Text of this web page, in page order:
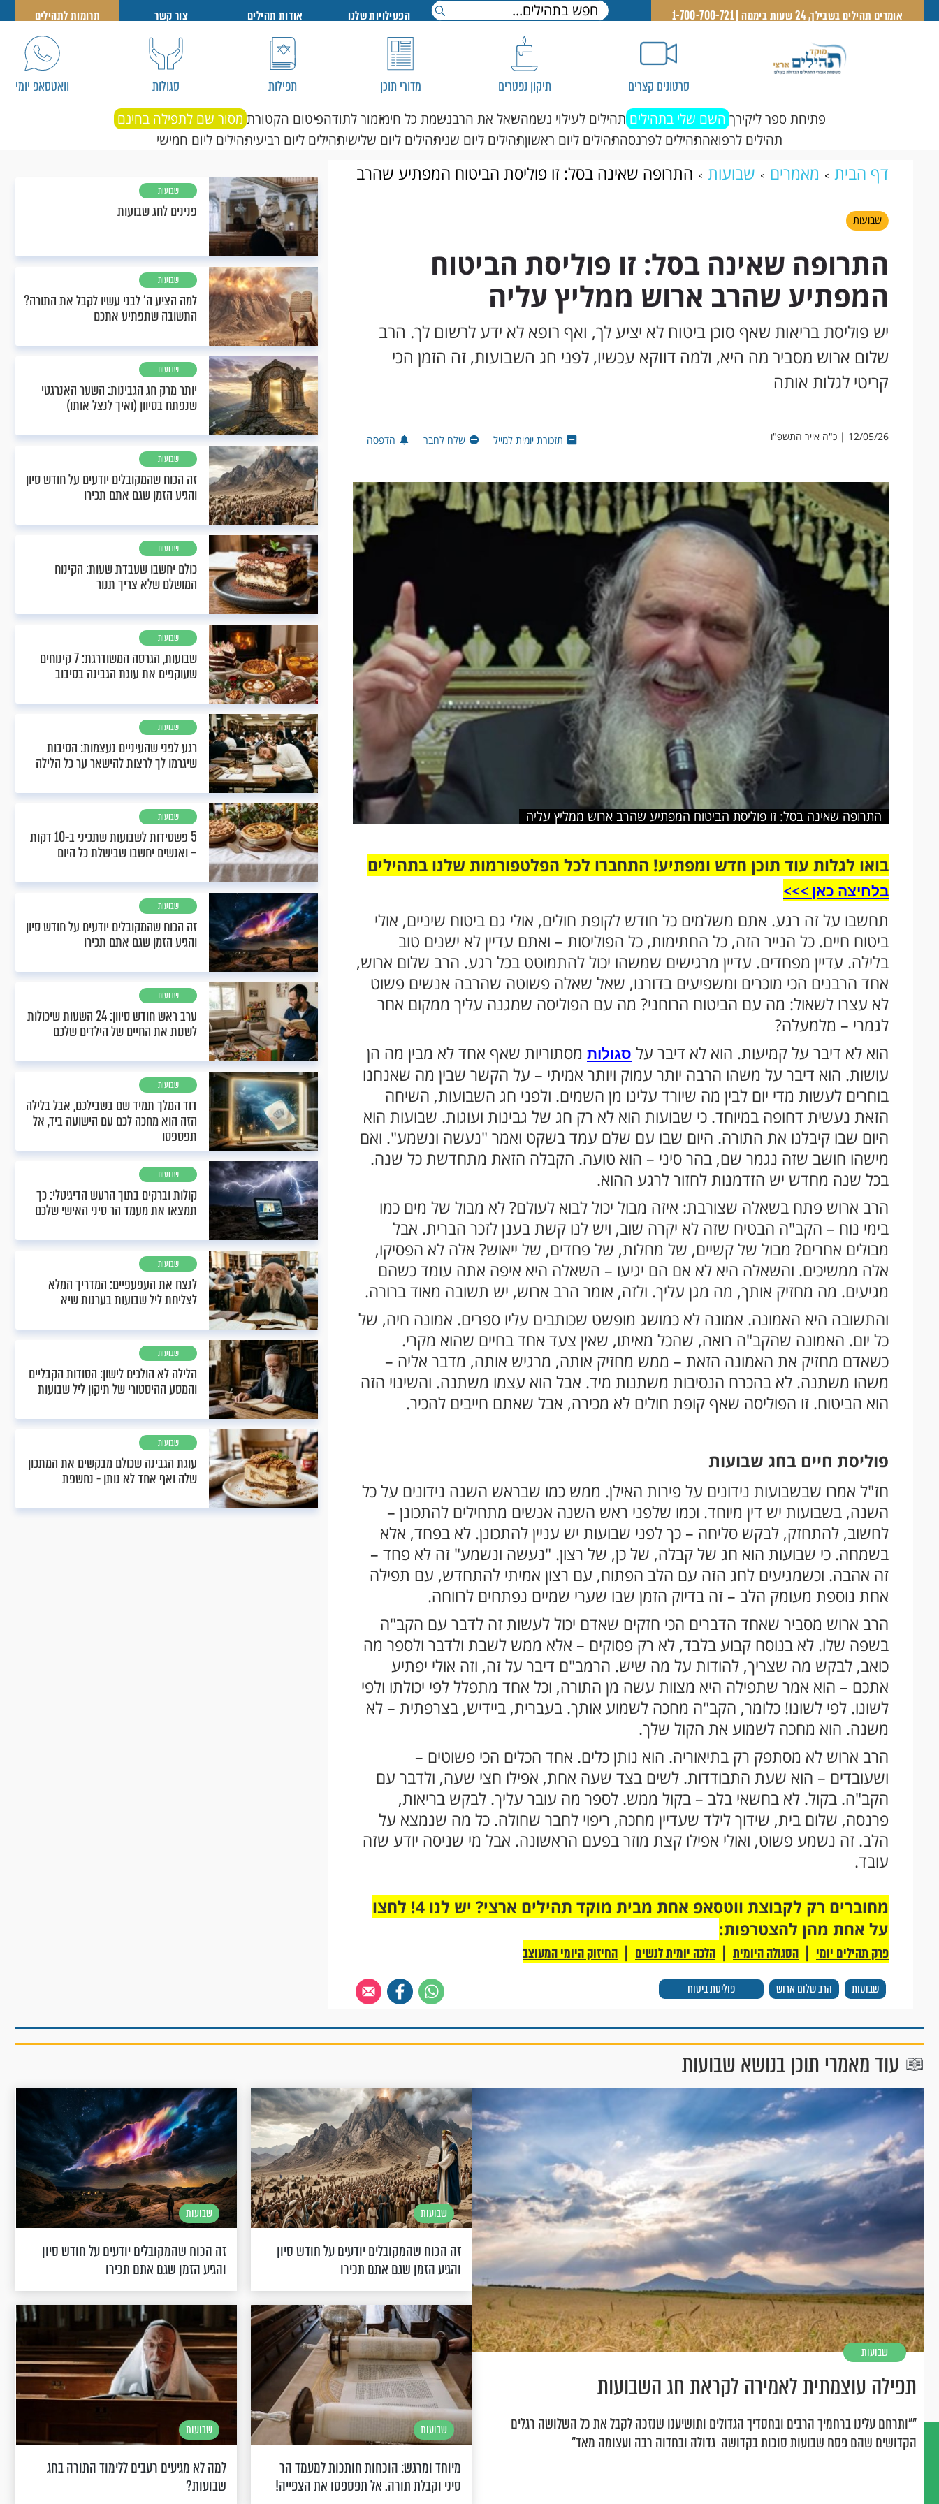
אומרים תהילים בשבילך, 24 שעות ביממה | 1-700-700-721 הפעילויות שלנו אודות תהילים צור קשר תרומות לתהילים
סרטונים קצרים תיקון נפטרים מדורי תוכן תפילות סגולות וואטסאפ יומי
פתיחת ספר ליקירך השם שלי בתהילים תהילים לעילוי נשמהשאל את הרבנשמת כל חימזמור לתודהפיטום הקטורת מסור שם לתפילה בחינם
תהילים לרפואהתהילים לפרנסהתהילים ליום ראשוןתהילים ליום שניתהילים ליום שלישיתהילים ליום רביעיתהילים ליום חמישי
דף הבית מאמרים שבועות
התרופה שאינה בסל: זו פוליסת הביטוח המפתיע שהרב
ארוש ממליץ עליה
שבועות
התרופה שאינה בסל: זו פוליסת הביטוח
המפתיע שהרב ארוש ממליץ עליה
יש פוליסת בריאות שאף סוכן ביטוח לא יציע לך, ואף רופא לא ידע לרשום לך. הרב
שלום ארוש מסביר מה היא, ולמה דווקא עכשיו, לפני חג השבועות, זה הזמן הכי
קריטי לגלות אותה
12/05/26 | כ"ה אייר התשפ"ו תזכורת יומית למייל שלח לחבר הדפסה
התרופה שאינה בסל: זו פוליסת הביטוח המפתיע שהרב ארוש ממליץ עליה
בואו לגלות עוד תוכן חדש ומפתיע! התחברו לכל הפלטפורמות שלנו בתהילים
בלחיצה כאן >>>​
תחשבו על זה רגע. אתם משלמים כל חודש לקופת חולים, אולי גם ביטוח שיניים, אולי
ביטוח חיים. כל הנייר הזה, כל החתימות, כל הפוליסות – ואתם עדיין לא ישנים טוב
בלילה. עדיין מפחדים. עדיין מרגישים שמשהו יכול להתמוטט בכל רגע. הרב שלום ארוש,
אחד הרבנים הכי מוכרים ומשפיעים בדורנו, שאל שאלה פשוטה שהרבה אנשים פשוט
לא עצרו לשאול: מה עם הביטוח הרוחני? מה עם הפוליסה שמגנה עליך ממקום אחר
לגמרי – מלמעלה?
הוא לא דיבר על קמיעות. הוא לא דיבר על סגולות מסתוריות שאף אחד לא מבין מה הן
עושות. הוא דיבר על משהו הרבה יותר עמוק ויותר אמיתי – על הקשר שבין מה שאנחנו
בוחרים לעשות מדי יום לבין מה שיורד עלינו מן השמים. ולפני חג השבועות, השיחה
הזאת נעשית דחופה במיוחד. כי שבועות הוא לא רק חג של גבינות ועוגות. שבועות הוא
היום שבו קיבלנו את התורה. היום שבו עם שלם עמד בשקט ואמר "נעשה ונשמע". ואם
מישהו חושב שזה נגמר שם, בהר סיני – הוא טועה. הקבלה הזאת מתחדשת כל שנה.
בכל שנה מחדש יש הזדמנות לחזור לרגע ההוא.
הרב ארוש פתח בשאלה שצורבת: איזה מבול יכול לבוא לעולם? לא מבול של מים כמו
בימי נוח – הקב"ה הבטיח שזה לא יקרה שוב, ויש לנו קשת בענן לזכר הברית. אבל
מבולים אחרים? מבול של קשיים, של מחלות, של פחדים, של ייאוש? אלה לא הפסיקו,
אלה ממשיכים. והשאלה היא לא אם הם יגיעו – השאלה היא איפה אתה עומד כשהם
מגיעים. מה מחזיק אותך, מה מגן עליך. ולזה, אומר הרב ארוש, יש תשובה מאוד ברורה.
והתשובה היא האמונה. אמונה לא כמושג מופשט שכותבים עליו ספרים. אמונה חיה, של
כל יום. האמונה שהקב"ה רואה, שהכל מאיתו, שאין צעד אחד בחיים שהוא מקרי.
כשאדם מחזיק את האמונה הזאת – ממש מחזיק אותה, מרגיש אותה, מדבר אליה –
משהו משתנה. לא בהכרח הנסיבות משתנות מיד. אבל הוא עצמו משתנה. והשינוי הזה
הוא הביטוח. זו הפוליסה שאף קופת חולים לא מכירה, אבל שאתם חייבים להכיר.
פוליסת חיים בחג שבועות
חז"ל אמרו שבשבועות נידונים על פירות האילן. ממש כמו שבראש השנה נידונים על כל
השנה, בשבועות יש דין מיוחד. וכמו שלפני ראש השנה אנשים מתחילים להתכונן –
לחשוב, להתחזק, לבקש סליחה – כך לפני שבועות יש עניין להתכונן. לא בפחד, אלא
בשמחה. כי שבועות הוא חג של קבלה, של כן, של רצון. "נעשה ונשמע" זה לא פחד –
זה אהבה. וכשמגיעים לחג הזה עם הלב הפתוח, עם רצון אמיתי להתחדש, עם תפילה
אחת נוספת מעומק הלב – זה בדיוק הזמן שבו שערי שמיים נפתחים לרווחה.
הרב ארוש מסביר שאחד הדברים הכי חזקים שאדם יכול לעשות זה לדבר עם הקב"ה
בשפה שלו. לא בנוסח קבוע בלבד, לא רק פסוקים – אלא ממש לשבת ולדבר ולספר מה
כואב, לבקש מה שצריך, להודות על מה שיש. הרמב"ם דיבר על זה, וזה אולי יפתיע
אתכם – הוא אמר שתפילה היא מצוות עשה מן התורה, וכל אחד מתפלל לפי יכולתו ולפי
לשונו. לפי לשונו! כלומר, הקב"ה מחכה לשמוע אותך. בעברית, ביידיש, בצרפתית – לא
משנה. הוא מחכה לשמוע את הקול שלך.
הרב ארוש לא מסתפק רק בתיאוריה. הוא נותן כלים. אחד הכלים הכי פשוטים –
ושעובדים – הוא שעת התבודדות. לשים בצד שעה אחת, אפילו חצי שעה, ולדבר עם
הקב"ה. בקול. לא בחשאי בלב – בקול ממש. לספר מה עובר עליך. לבקש בריאות,
פרנסה, שלום בית, שידוך לילד שעדיין מחכה, ריפוי לחבר שחולה. כל מה שנמצא על
הלב. זה נשמע פשוט, ואולי אפילו קצת מוזר בפעם הראשונה. אבל מי שניסה יודע שזה
עובד.
שבועות הרב שלום ארוש פוליסת ביטוח
מחוברים רק לקבוצת ווטסאפ אחת מבית מוקד תהילים ארצי? יש לנו 4! לחצו
על אחת מהן להצטרפות:
פרק תהילים יומי | הסגולה היומית | הלכה יומית לנשים | החיזוק היומי המעוצב
שבועות
פנינים לחג שבועות
שבועות
למה הציע ה' לבני עשיו לקבל את התורה?
התשובה שתפתיע אתכם
שבועות
יותר מרק חג הגבינות: השער האנרגטי
שנפתח בסיוון (ואיך לנצל אותו)
שבועות
זה הכוח שהמקובלים יודעים על חודש סיון
והגיע הזמן שגם אתם תכירו
שבועות
כולם יחשבו שעבדת שעות: הקינוח
המושלם שלא צריך תנור
שבועות
שבועות, הגרסה המשודרגת: 7 קינוחים
שעוקפים את עוגת הגבינה בסיבוב
שבועות
רגע לפני שהעיניים נעצמות: הסיבות
שיגרמו לך לרצות להישאר ער כל הלילה
שבועות
5 פשטידות לשבועות שתכיני ב-10 דקות
– ואנשים יחשבו שבישלת כל היום
שבועות
זה הכוח שהמקובלים יודעים על חודש סיון
והגיע הזמן שגם אתם תכירו
שבועות
ערב ראש חודש סיוון: 24 השעות שיכולות
לשנות את החיים של הילדים שלכם
שבועות
דוד המלך תמיד שם בשבילכם, אבל בלילה
הזה הוא מחכה לכם עם הישועה ביד, אל
תפספסו
שבועות
קולות וברקים בתוך הרעש הדיגיטלי: כך
תמצאו את מעמד הר סיני האישי שלכם
שבועות
לנצח את העפעפיים: המדריך המלא
לצליחת ליל שבועות בערנות שיא
שבועות
הלילה לא הולכים לישון: הסודות הקבליים
והמסע ההיסטורי של תיקון ליל שבועות
שבועות
עוגת הגבינה שכולם מבקשים את המתכון
שלה ואף אחד לא נותן - נחשפת
עוד מאמרי תוכן בנושא שבועות
שבועות
תפילה עוצמתית לאמירה לקראת חג השבועות
""ותרחם עלינו ברחמיך הרבים ובחסדיך הגדולים ותושיענו שנזכה לקבל את כל השלושה רגלים
הקדושים שהם פסח שבועות סוכות בקדושה גדולה ובחדוה רבה ועצומה מאד"
שבועות
זה הכוח שהמקובלים יודעים על חודש סיון
והגיע הזמן שגם אתם תכירו
שבועות
זה הכוח שהמקובלים יודעים על חודש סיון
והגיע הזמן שגם אתם תכירו
שבועות
מיוחד ומרגש: הוכחות חותכות למעמד הר
סיני וקבלת תורה. אל תפספסו את הצפייה!
שבועות
למה לא מגיעים רעבים ללימוד התורה בחג
שבועות?